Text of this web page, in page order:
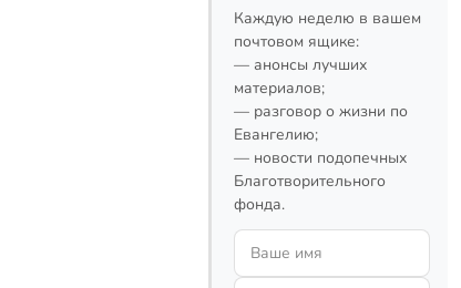
Каждую неделю в вашем
почтовом ящике:
— анонсы лучших
материалов;
— разговор о жизни по
Евангелию;
— новости подопечных
Благотворительного
фонда.